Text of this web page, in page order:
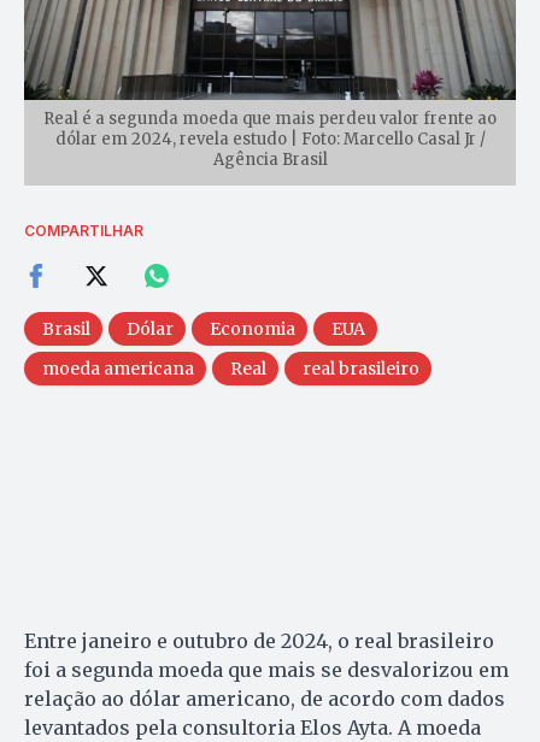
Real é a segunda moeda que mais perdeu valor frente ao
dólar em 2024, revela estudo | Foto: Marcello Casal Jr /
Agência Brasil
COMPARTILHAR
Brasil Dólar Economia
EUA
moeda americana
Real real brasileiro
Entre janeiro e outubro de 2024, o real brasileiro
foi a segunda moeda que mais se desvalorizou em
relação ao dólar americano, de acordo com dados
levantados pela consultoria Elos Ayta. A moeda